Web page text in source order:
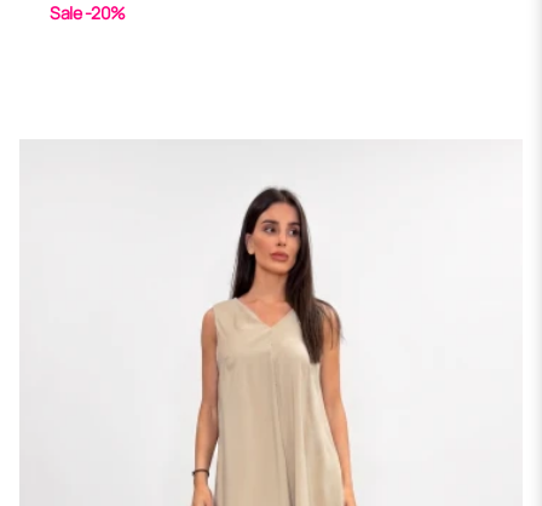
Sale -20%